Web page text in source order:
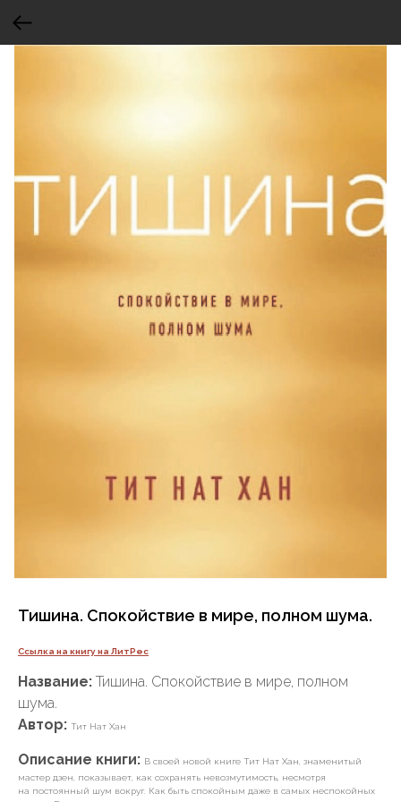
Тишина. Спокойствие в мире, полном шума.
Ссылка на книгу на ЛитРес
Название: Тишина. Спокойствие в мире, полном
шума.
Автор: Тит Нат Хан
Описание книги: В своей новой книге Тит Нат Хан, знаменитый
мастер дзен, показывает, как сохранять невозмутимость, несмотря
на постоянный шум вокруг. Как быть спокойным даже в самых неспокойных